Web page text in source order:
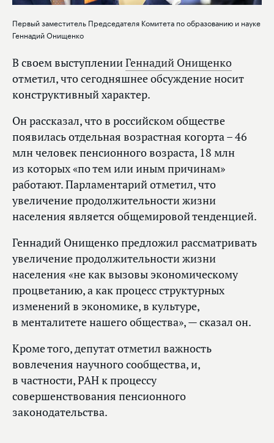
Первый заместитель Председателя Комитета по образованию и науке
Геннадий Онищенко
В своем выступленииГеннадий Онищенко
отметил, что сегодняшнее обсуждение носит
конструктивный характер.
Он рассказал, что в российском обществе
появилась отдельная возрастная когорта – 46
млн человек пенсионного возраста, 18 млн
из которых «по тем или иным причинам»
работают. Парламентарий отметил, что
увеличение продолжительности жизни
населения является общемировой тенденцией.
Геннадий Онищенко предложил рассматривать
увеличение продолжительности жизни
населения «не как вызовы экономическому
процветанию, а как процесс структурных
изменений в экономике, в культуре,
в менталитете нашего общества», — сказал он.
Кроме того, депутат отметил важность
вовлечения научного сообщества, и,
в частности, РАН к процессу
совершенствования пенсионного
законодательства.